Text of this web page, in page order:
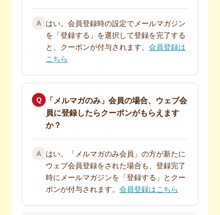
A
はい。会員登録時の設定でメールマガジン
を「登録する」を選択して登録を完了する
と、クーポンが付与されます。 会員登録は
こちら
Q
「メルマガのみ」会員の場合、ウェブ会
員に登録したらクーポンがもらえます
か？
A
はい。「メルマガのみ会員」の方が新たに
ウェブ会員登録をされた場合も、登録完了
時にメールマガジンを「登録する」とクー
ポンが付与されます。 会員登録はこちら